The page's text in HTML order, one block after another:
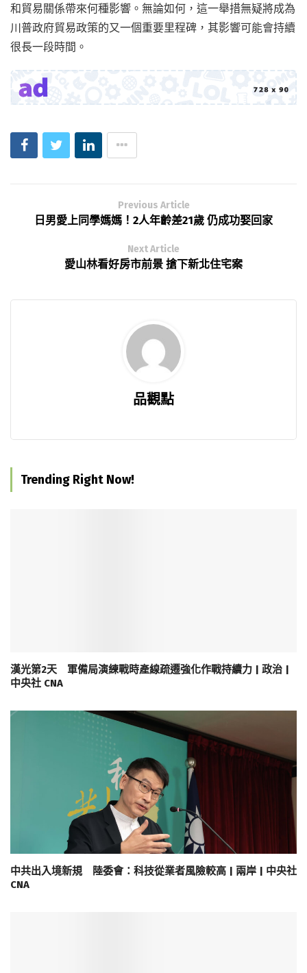
和貿易關係帶來何種影響。無論如何，這一舉措無疑將成為
川普政府貿易政策的又一個重要里程碑，其影響可能會持續
很長一段時間。
Previous Article
日男愛上同學媽媽！2人年齡差21歲 仍成功娶回家
Next Article
愛山林看好房市前景 搶下新北住宅案
品觀點
Trending Right Now!
漢光第2天 軍備局演練戰時產線疏遷強化作戰持續力 | 政治 |
中央社 CNA
中共出入境新規 陸委會：科技從業者風險較高 | 兩岸 | 中央社
CNA